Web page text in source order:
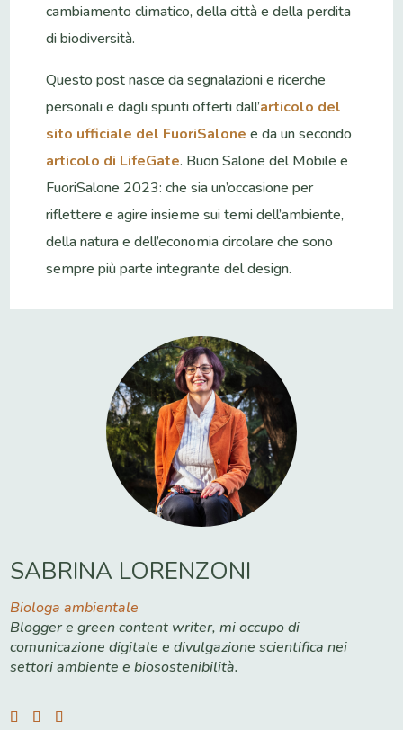
cambiamento climatico, della città e della perdita
di biodiversità.
Questo post nasce da segnalazioni e ricerche
personali e dagli spunti offerti dall’articolo del
sito ufficiale del FuoriSalone e da un secondo
articolo di LifeGate. Buon Salone del Mobile e
FuoriSalone 2023: che sia un’occasione per
riflettere e agire insieme sui temi dell’ambiente,
della natura e dell’economia circolare che sono
sempre più parte integrante del design.
SABRINA LORENZONI
Biologa ambientale
Blogger e green content writer, mi occupo di
comunicazione digitale e divulgazione scientifica nei
settori ambiente e biosostenibilità.